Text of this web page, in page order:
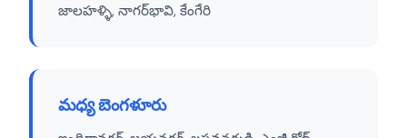
జాలహళ్ళి, నాగర్‌భావి, కేంగేరి
మధ్య బెంగళూరు